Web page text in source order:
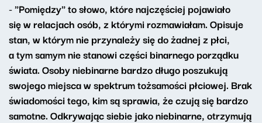
- "Pomiędzy" to słowo, które najczęściej pojawiało
się w relacjach osób, z którymi rozmawiałam. Opisuje
stan, w którym nie przynależy się do żadnej z płci,
a tym samym nie stanowi części binarnego porządku
świata. Osoby niebinarne bardzo długo poszukują
swojego miejsca w spektrum tożsamości płciowej. Brak
świadomości tego, kim są sprawia, że czują się bardzo
samotne. Odkrywając siebie jako niebinarne, otrzymują